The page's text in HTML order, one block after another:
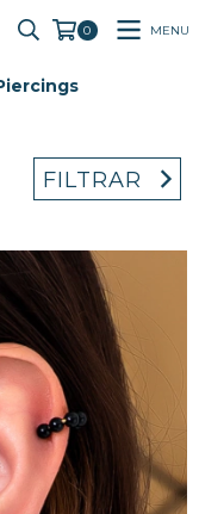
0 MENU
FILTRAR